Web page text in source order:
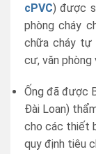
cPVC) được
phòng cháy
chữa cháy tự
cư, văn phòng
Ống đã được
Đài Loan)
cho các thiết
quy định tiêu